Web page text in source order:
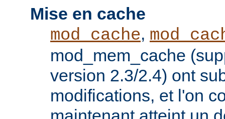
Mise en cache
mod_cache,
mod_mem_cache
version 2.3/2.4) ont
modifications, et l'on